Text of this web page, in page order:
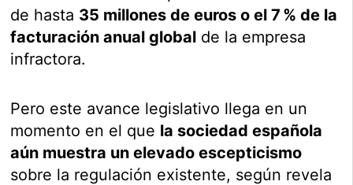
de hasta 35 millones de euros o el 7 % de la
facturación anual global de la empresa
infractora.
Pero este avance legislativo llega en un
momento en el que la sociedad española
aún muestra un elevado escepticismo
sobre la regulación existente, según revela